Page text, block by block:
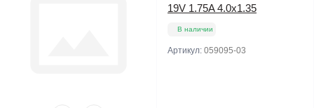
19V 1.75A 4.0x1.35
В наличии
Артикул: 059095-03